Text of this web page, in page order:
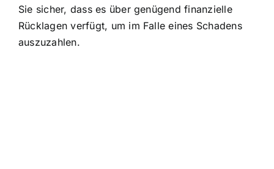
Sie sicher, dass es über genügend finanzielle
Rücklagen verfügt, um im Falle eines Schadens
auszuzahlen.